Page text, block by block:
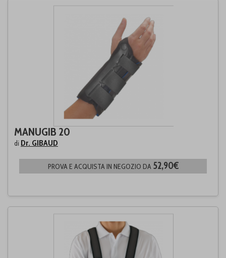
MANUGIB 20
di Dr. GIBAUD
PROVA E ACQUISTA IN NEGOZIO DA 52,90€